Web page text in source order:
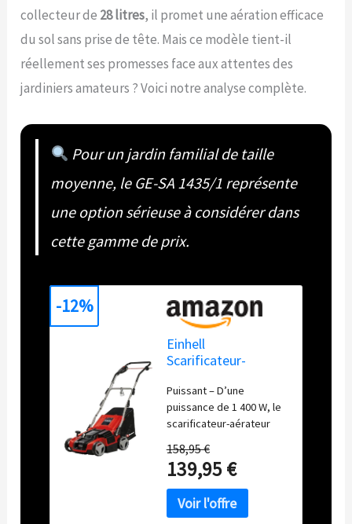
collecteur de 28 litres, il promet une aération efficace
du sol sans prise de tête. Mais ce modèle tient-il
réellement ses promesses face aux attentes des
jardiniers amateurs ? Voici notre analyse complète.
Pour un jardin familial de taille
moyenne, le GE-SA 1435/1 représente
une option sérieuse à considérer dans
cette gamme de prix.
Einhell
Scarificateur-
GE-SA 1435/1 (1 400
W, Largeur de
Travail 35 cm,
Profondeur réglable
sur 4 Niveaux, bac
collecteur 28 L)
Puissant – D’une
puissance de 1 400 W, le
scarificateur-aérateur
Einhell permet
d’entretenir
efficacement le gazon en
éliminant les couches de
158,95 €
139,95 €
-12%